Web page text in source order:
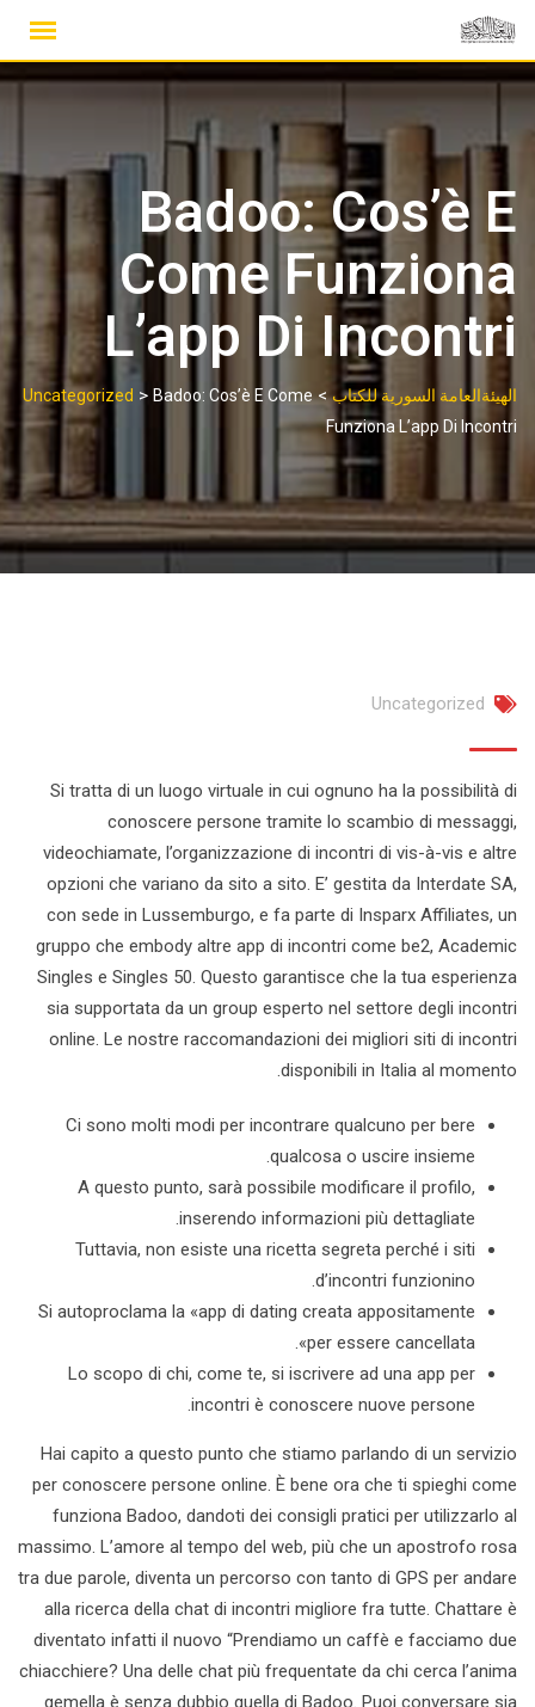
content
Badoo: Cos’è E
Come Funziona
L’app Di Incontri
الهيئةالعامة السورية للكتاب>
Uncategorized > Badoo: Cos’è E Come
Funziona L’app Di Incontri
Uncategorized
Si tratta di un luogo virtuale in cui ognuno ha la possibilità di
conoscere persone tramite lo scambio di messaggi,
videochiamate, l’organizzazione di incontri di vis-à-vis e altre
opzioni che variano da sito a sito. E’ gestita da Interdate SA,
con sede in Lussemburgo, e fa parte di Insparx Affiliates, un
gruppo che embody altre app di incontri come be2, Academic
Singles e Singles 50. Questo garantisce che la tua esperienza
sia supportata da un group esperto nel settore degli incontri
online. Le nostre raccomandazioni dei migliori siti di incontri
disponibili in Italia al momento.
Ci sono molti modi per incontrare qualcuno per bere
qualcosa o uscire insieme.
A questo punto, sarà possibile modificare il profilo,
inserendo informazioni più dettagliate.
Tuttavia, non esiste una ricetta segreta perché i siti
d’incontri funzionino.
Si autoproclama la «app di dating creata appositamente
per essere cancellata».
Lo scopo di chi, come te, si iscrivere ad una app per
incontri è conoscere nuove persone.
Hai capito a questo punto che stiamo parlando di un servizio
per conoscere persone online. È bene ora che ti spieghi come
funziona Badoo, dandoti dei consigli pratici per utilizzarlo al
massimo. L’amore al tempo del web, più che un apostrofo rosa
tra due parole, diventa un percorso con tanto di GPS per andare
alla ricerca della chat di incontri migliore fra tutte. Chattare è
diventato infatti il nuovo “Prendiamo un caffè e facciamo due
chiacchiere? Una delle chat più frequentate da chi cerca l’anima
gemella è senza dubbio quella di Badoo. Puoi conversare sia